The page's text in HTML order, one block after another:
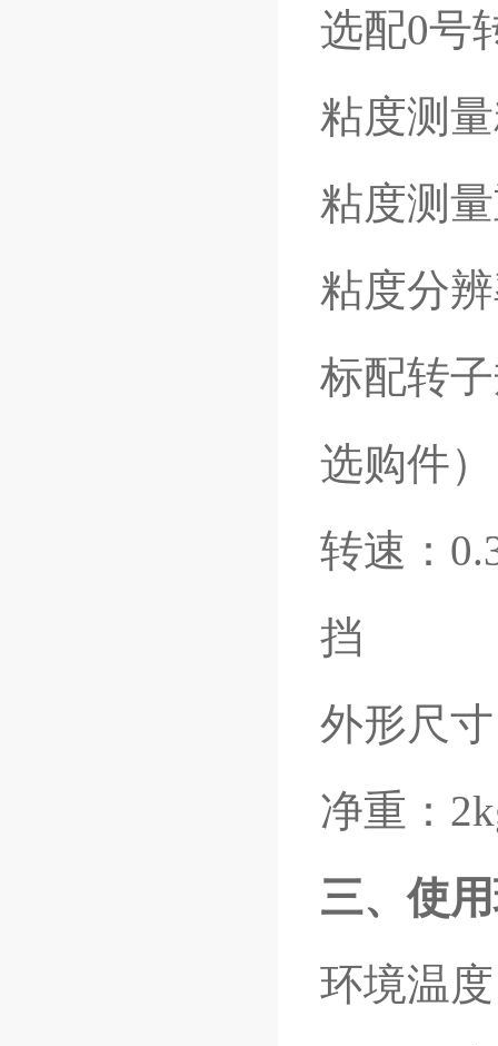
选配0号
粘度测
粘度测
粘度分
标配转
选购件）
转速：
挡
外形尺
净重：
三、使
环境温